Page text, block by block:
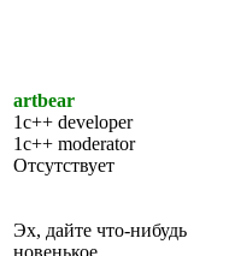
artbear
1c++ developer
1c++ moderator
Отсутствует
Эх, дайте что-нибудь
новенькое